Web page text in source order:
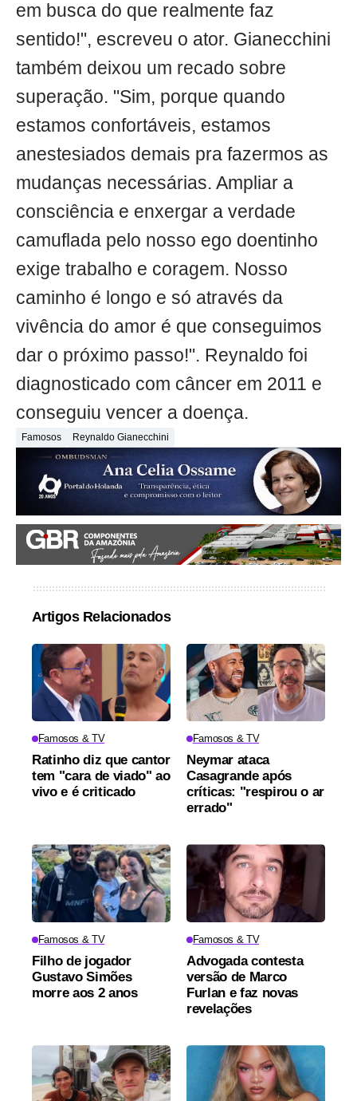
em busca do que realmente faz
sentido!", escreveu o ator. Gianecchini
também deixou um recado sobre
superação. "Sim, porque quando
estamos confortáveis, estamos
anestesiados demais pra fazermos as
mudanças necessárias. Ampliar a
consciência e enxergar a verdade
camuflada pelo nosso ego doentinho
exige trabalho e coragem. Nosso
caminho é longo e só através da
vivência do amor é que conseguimos
dar o próximo passo!". Reynaldo foi
diagnosticado com câncer em 2011 e
conseguiu vencer a doença.
Famosos Reynaldo Gianecchini
Artigos Relacionados
Famosos & TV
Ratinho diz que cantor
tem "cara de viado" ao
vivo e é criticado
Famosos & TV
Neymar ataca
Casagrande após
críticas: "respirou o ar
errado"
Famosos & TV
Filho de jogador
Gustavo Simões
morre aos 2 anos
Famosos & TV
Advogada contesta
versão de Marco
Furlan e faz novas
revelações